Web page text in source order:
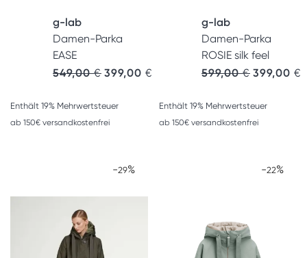
g-lab
Damen-Parka
EASE
549,00€ 399,00 €
Enthält 19% Mehrwertsteuer
ab 150€ versandkostenfrei
g-lab
Damen-Parka
ROSIE silk feel
599,00€ 399,00 €
Enthält 19% Mehrwertsteuer
ab 150€ versandkostenfrei
-29% -22%